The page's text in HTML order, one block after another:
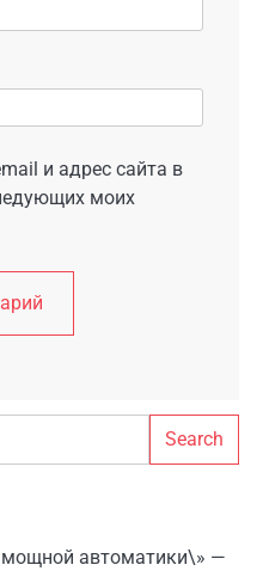
и адрес сайта в
моих
Search
автоматики\» —